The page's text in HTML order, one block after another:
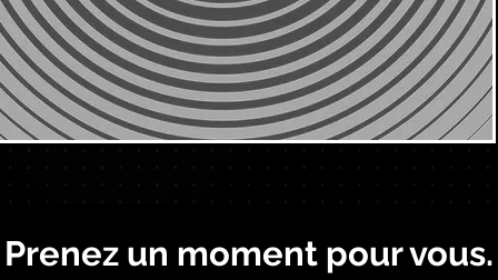
Prenez un moment pour vous.